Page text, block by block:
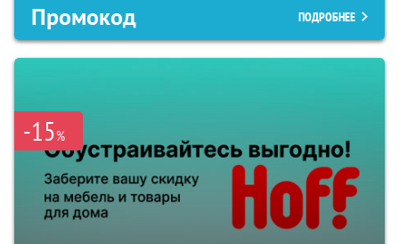
Промокод ПОДРОБНЕЕ
-15%